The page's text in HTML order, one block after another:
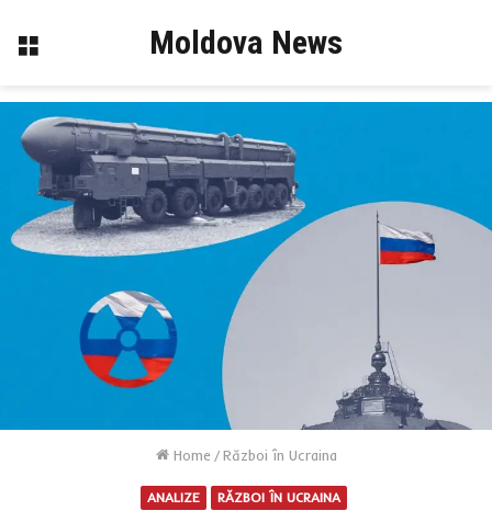
Menu Moldova News
Home / Război în Ucraina
ANALIZE RĂZBOI ÎN UCRAINA